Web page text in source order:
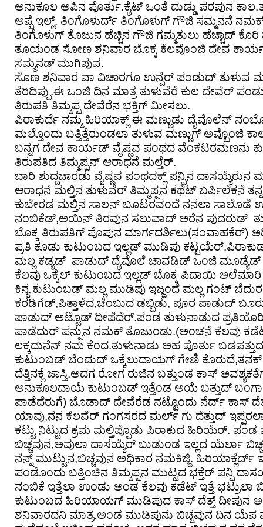
ಅನುಕೂಲ ಅಪಿನ ಪೊರ್ತು.ಕೈಟ್ ಒಂತೆ ದುಡ್ಡು ಪರಪುನ
ಅಪ್ಪೆ ಇಲ್ಲ್. ತಿಂಗೊಳುರ್ದ್ ತಿಂಗೊಳುಗ್ ಗೌಜಿ ಸಮ್ಮನನೆ
ತಿಂಗೊಳುಗ್ ತೊಜುನ ಹೆಚ್ಚಿನ ಗೌಜಿ ಗಮ್ಮತುಲು ಹೆಚ್ಚಾದ್
ತೂಯಂಡ ಸೋಣ ಶನಿವಾರ ಬೊಕ್ಕ ಕೆಲವೊಂಜಿ ದೇವ
ಸಮ್ಮನಡ್ ಮುಗಿಪುವ.
ಸೊಣ ಶನಿವಾರ ವಾ ವಿಚಾರಗೂ ಉನ್ಪೆರ್ ಪಂಡುದ್ ತುಳುವ
ತೆರಿದಿಪ್ಪು.ಈ ಒಂಜಿ ದಿನ ಮಾತ್ರ ತುಳುವೆರೆ ಕುಲ ದೇವೆರ್
ತಿರುಪತಿ ತಿಮ್ಮಪ್ಪ ದೇವೆರೆನ ಭಕ್ತಿಗ್ ಮೀಸಲು.
ಪಿರಾಕುರ್ದೆ ನಮ್ಮ ಹಿರಿಯಾಕ್ಲ್ ಈ ಮಣ್ಣುಡು ದೈವೊಲೆನ್
ಮಲ್ತೊಂದು ಬತ್ತಿತ್ತೆರುಂಡಲಾ ತುಳುವ ಮಣ್ಣುಗ್ ಅವ್ಬೊಂಜಿ
ಬನ್ನಗ ದೇವ ಕಾರ್ಯಡ್ ವೈಷ್ಣವ ಪಂಥದ ವೆಂಕಟರಮಣನು
ತಿರುಪತಿದ ತಿಮ್ಮಪ್ಪನ್ ಆರಾಧನೆ ಮಲ್ತೆರ್.
ಬಾರಿ ಶುದ್ದಚಾರಡು ವೈಷ್ಣವ ಪಂಥದಕ್ಲ್ ಪನ್ಪಿನ
ಆರಾಧನೆ ಮಲ್ತಿನ ತುಳುವೆರ್ ತಿಮ್ಮಪ್ಪನ ಕಥೆಟ್ ಬರ್ಪಿಲೆಕನೆ
ಕುಬೇರಡ ಮಲ್ತಿನ ಸಾಲನ್ ಬೂಟರವಂದೆ ನನಲಾ ಸಾಲೊಡೆ
ನಂಬಿಕೆಡ್,ಅಯಿನ್ ತಿರವುನ ಸಲುವಾದ್ ಅರೆನ ಪುದರುಡ್
ಬೊಕ್ಕ ತಿರುಪತಿಗ್ ಪೊಪುನ ಮಾರ್ಗದರ್ಶಿಲು(ಸಂವಾಹಕೆರ್)
ಪ್ರತಿ ಕೂಡು ಕುಟುಂಬದ ಇಲ್ಲಡ್ ಮುಡಿಪು
ಮಲ್ಲ ಕಡ್ಯಡ್ ಪಾಡುದ್ ದೈವೊಲೆ ಚಾವಡಿಡ್ ಒಂಜಿ ಮೂಡ್ಯೆಡ್
ಕೆಲವು ಒಕ್ಕೆಲ್ ಕುಟುಂಬದ ಇಲ್ಲಡ್ ಬೊಕ್ಕ ಪಿದಾಯಿ ಅಲೆಮಾರಿ
ಕಿನ್ಯ ಕುಟುಂಬಡ್ ಮಲ್ಲ ಮುಡಿಪು ಇಜ್ಜಂದೆ ಮಲ್ಲ ಗಂಟ್
ಕರಡಿಗೆಡ್,ಪಿತ್ತಾಳೆದ,ಚೆಂಬುದ ಡಬ್ಬಿಡು, ಪೂರ ಪಾಡುದ್
ಪಾಡುದ್ ಅಟ್ಟೊಡ್ ದೀಪೆದೆರ್.ಪಂಡ ತುಳುನಾಡುದ
ಪಾಡೆದುರ್ ಪನ್ಪುನ ನಮಕ್ ತೊಜುಂಡು.(ಅಂಚನೆ ಕೆಲವು
ಲಕ್ಕದುನೆನ್ ನಮ ಕೆಂದ.ತುಳುನಾಡು ಅಹ ಪೊರ್ತು
ಕುಟುಂಬಡ್ ಬೆಂದುದ್ ಒಕ್ಕೆಲುದಾಯಗ್ ಗೇಣಿ
ದೆತ್ತಿನಕ್ಲೆ ಜಾಸ್ತಿ.ಅದಗ ರೋಗ ರುಜಿನ ಬತ್ತುಂಡ ಕಾಸ್
ಅನುಕೂಲದಾಯೆ ಕುಟುಂಬಡ್ ಇತ್ತೆಂಡ ಅಯೆ ಬತ್ತುದ್
ಪಾಡೆದೆರುಗೆ) ಬೊಡಾದ್ ದೇವೆರೆಡ ನಟ್ಟೊಂದು ನೆರ್ದ್ ಕಾಸ್
ಯಾವು,ನನ ಕೆಲವೆರ್ ಗಂಗಸರದ ಮರ್ಲ್ ಗು ದೆತ್ತುದ್
ಕಟ್ಟು ನಿಟ್ಟುದ ಕ್ರಮ ಮಲ್ತಿಪ್ಪೊಡು ಪಿರಾಕುದ ಹಿರಿಯೆರ್.
ಬಿಚ್ಚವುನ,ಅವುಲಾ ದಾಸಯ್ಯೆರ್ ಬುಡುಂಡ ಇಲ್ಲದ ಯೆರ್ಲಾ
ನೆನ್ನ್ ಮುಟ್ಟುನ,ಬಿಚ್ಚವುನ ಅಧಿಕಾರ ನಮಕಿಜ್ಜಿ. ಹಿರಿಯಾಕ್ಲೆರ್ದ್
ಪಂಡೊಂದು ಬತ್ತಿಂಚಿನ ತಿಮ್ಮಪ್ಪನ ಮುಟ್ಟದ ಭಕ್ತೆರ್ ಪನ್ಪಿ
ನಂಬಿಕೆ ಇತ್ತೆಲಾ ಉಂಡು ಅಂಡ ಕೆಲವು ಕಡೆಟ್ ಇತ್ತೆ ಭಟ್ರುಲಾ
ಕುಟುಂಬದ ಹಿರಿಯಾಯಗ್ ಮುಡಿಪುದ ಕಾಸ್ ದೆತ್ತ್ ದೀಪುನ
ಶನಿವಾರದನಿ ಮಾತ್ರ.ಅಂಡ ಮುಡಿಪುನು ಬಿಚ್ಚವುನ ದಿನ